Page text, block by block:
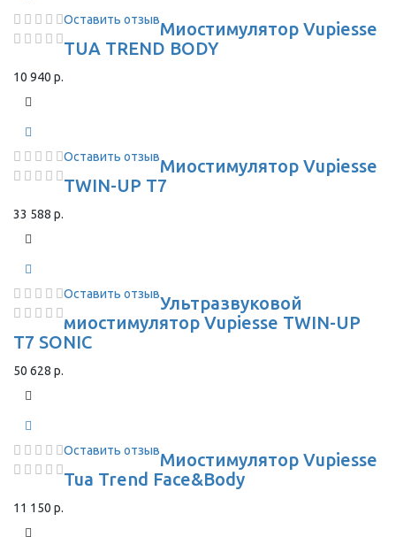
Оставить отзывМиостимулятор Vupiesse
TUA TREND BODY
10 940 р.
Оставить отзывМиостимулятор Vupiesse
TWIN-UP T7
33 588 р.
Оставить отзывУльтразвуковой
миостимулятор Vupiesse TWIN-UP
T7 SONIC
50 628 р.
Оставить отзывМиостимулятор Vupiesse
Tua Trend Face&Body
11 150 р.